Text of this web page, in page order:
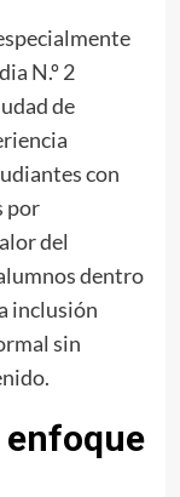
N.º 2
de
con
por
del
dentro
inclusión
sin
enfoque